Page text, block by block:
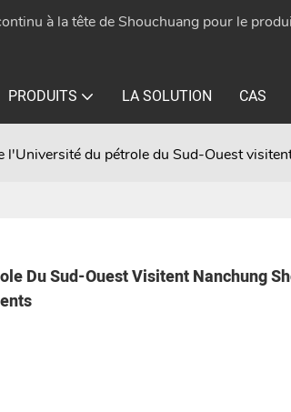
à la tête de Shouchuang pour le
PRODUITS LA SOLUTION CAS
l'Université du pétrole du Sud-Ouest
Du Sud-Ouest Visitent Nanchung